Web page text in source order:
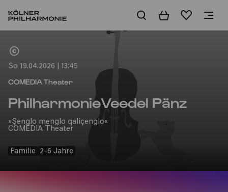
WarenkorbMerkliste
So 19.04.2026 | 13:45
COMEDIA Theater
PhilharmonieVeedel Pänz
»Şenglo menglo qaliçenglo«
COMEDIA Theater
Familie 2-6 Jahre